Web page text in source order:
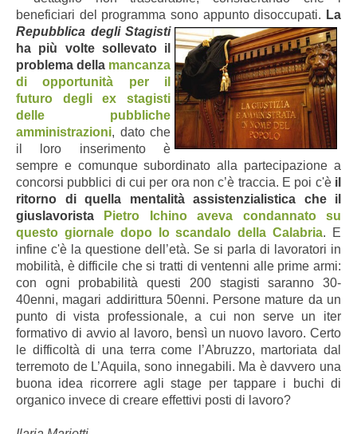
beneficiari del programma sono appunto disoccupati. La
Repubblica degli Stagisti
ha più volte sollevato il
problema della mancanza
di opportunità per il
futuro degli ex stagisti
delle pubbliche
amministrazioni, dato che
il loro inserimento è
sempre e comunque subordinato alla partecipazione a
concorsi pubblici di cui per ora non c’è traccia. E poi c'è il
ritorno di quella mentalità assistenzialistica che il
giuslavorista
Pietro Ichino aveva condannato su
questo giornale dopo lo scandalo della Calabria. E
infine c'è la questione dell’età. Se si parla di lavoratori in
mobilità, è difficile che si tratti di ventenni alle prime armi:
con ogni probabilità questi 200 stagisti saranno 30-
40enni, magari addirittura 50enni. Persone mature da un
punto di vista professionale, a cui non serve un iter
formativo di avvio al lavoro, bensì un nuovo lavoro. Certo
le difficoltà di una terra come l’Abruzzo, martoriata dal
terremoto de L’Aquila, sono innegabili. Ma è davvero una
buona idea ricorrere agli stage per tappare i buchi di
organico invece di creare effettivi posti di lavoro?